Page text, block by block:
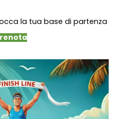
la tua base di partenza